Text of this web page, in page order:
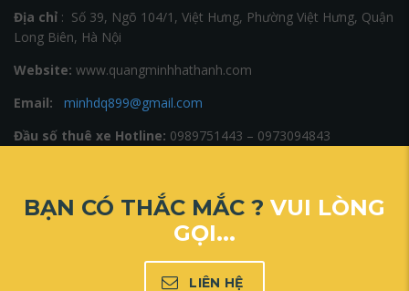
Địa chỉ : Số 39, Ngõ 104/1, Việt Hưng, Phường Việt Hưng, Quận
Long Biên, Hà Nội
Website: www.quangminhhathanh.com
Email:
minhdq899@gmail.com
Đầu số thuê xe Hotline: 0989751443 – 0973094843
BẠN CÓ THẮC MẮC ? VUI LÒNG
GỌI...
LIÊN HỆ